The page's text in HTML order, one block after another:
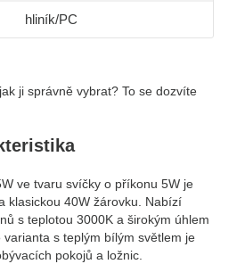
hliník/PC
ji správně vybrat? To se dozvíte
ve tvaru svíčky o příkonu 5W je
klasickou 40W žárovku. Nabízí
s teplotou 3000K a širokým úhlem
varianta s teplým bílým světlem je
pokojů a ložnic.